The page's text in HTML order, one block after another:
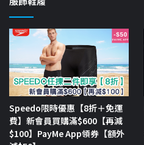
Speedo限時優惠【8折＋免運
費】新會員買購滿$600【再減
$100】PayMe App領券【額外